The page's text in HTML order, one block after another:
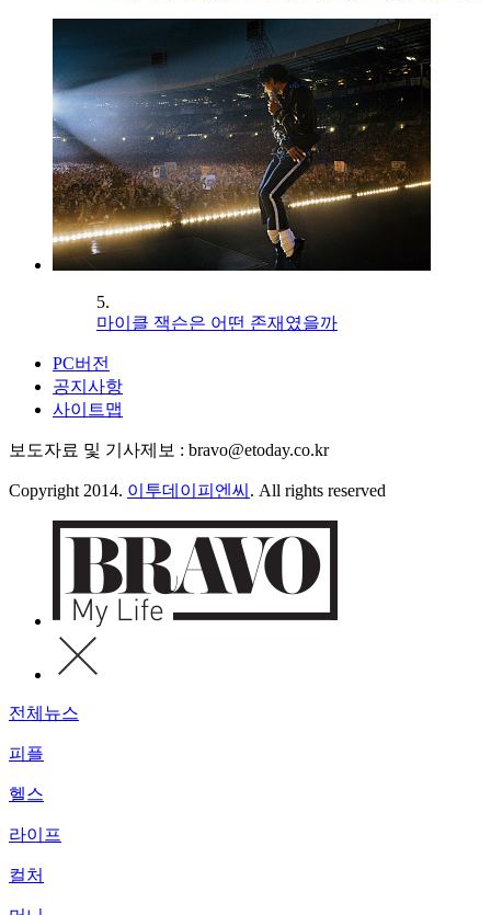
5.
마이클 잭슨은 어떤 존재였을까
PC버전
공지사항
사이트맵
보도자료 및 기사제보 : bravo@etoday.co.kr
Copyright 2014. 이투데이피엔씨 . All rights reserved
전체뉴스
피플
헬스
라이프
컬처